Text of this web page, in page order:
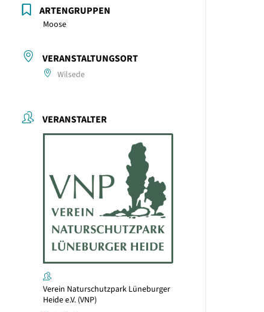
ARTENGRUPPEN
Moose
VERANSTALTUNGSORT
Wilsede
VERANSTALTER
Verein Naturschutzpark Lüneburger
Heide e.V. (VNP)